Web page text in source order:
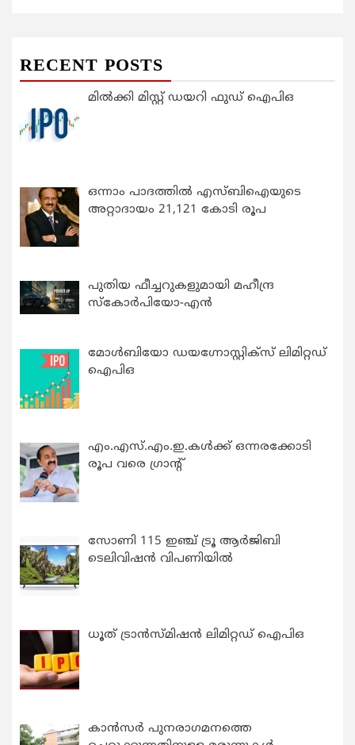
RECENT POSTS
മിൽക്കി മിസ്റ്റ് ഡയറി ഫുഡ് ഐപിഒ
ഒന്നാം പാദത്തിൽ എസ്ബിഐയുടെ
അറ്റാദായം 21,121 കോടി രൂപ
പുതിയ ഫീച്ചറുകളുമായി മഹീന്ദ്ര
സ്കോർപിയോ-എൻ
മോൾബിയോ ഡയഗ്നോസ്റ്റിക്സ് ലിമിറ്റഡ്
ഐപിഒ
എം.എസ്.എം.ഇ.കൾക്ക് ഒന്നരക്കോടി
രൂപ വരെ ഗ്രാന്റ്
സോണി 115 ഇഞ്ച് ട്രൂ ആർജിബി
ടെലിവിഷൻ വിപണിയിൽ
ധൂത് ട്രാൻസ്മിഷൻ ലിമിറ്റഡ് ഐപിഒ
കാന്‍സര്‍ പുനരാഗമനത്തെ